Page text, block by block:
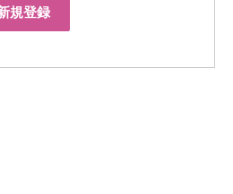
規登録